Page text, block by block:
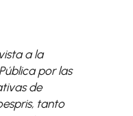
a la
por las
de
tanto